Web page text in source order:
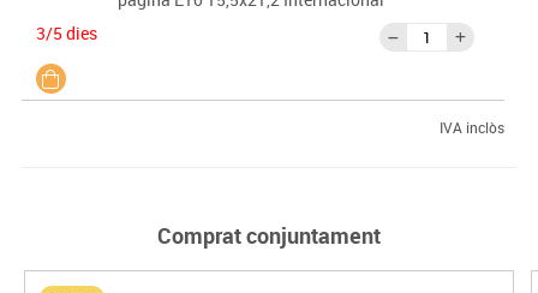
3/5 dies
IVA inclòs
Comprat conjuntament